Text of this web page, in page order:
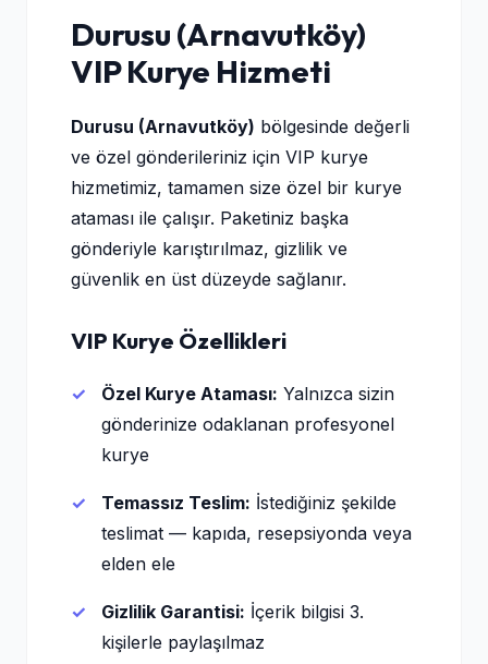
Durusu (Arnavutköy)
VIP Kurye Hizmeti
Durusu (Arnavutköy) bölgesinde değerli
ve özel gönderileriniz için VIP kurye
hizmetimiz, tamamen size özel bir kurye
ataması ile çalışır. Paketiniz başka
gönderiyle karıştırılmaz, gizlilik ve
güvenlik en üst düzeyde sağlanır.
VIP Kurye Özellikleri
Özel Kurye Ataması: Yalnızca sizin
gönderinize odaklanan profesyonel
kurye
Temassız Teslim: İstediğiniz şekilde
teslimat — kapıda, resepsiyonda veya
elden ele
Gizlilik Garantisi: İçerik bilgisi 3.
kişilerle paylaşılmaz